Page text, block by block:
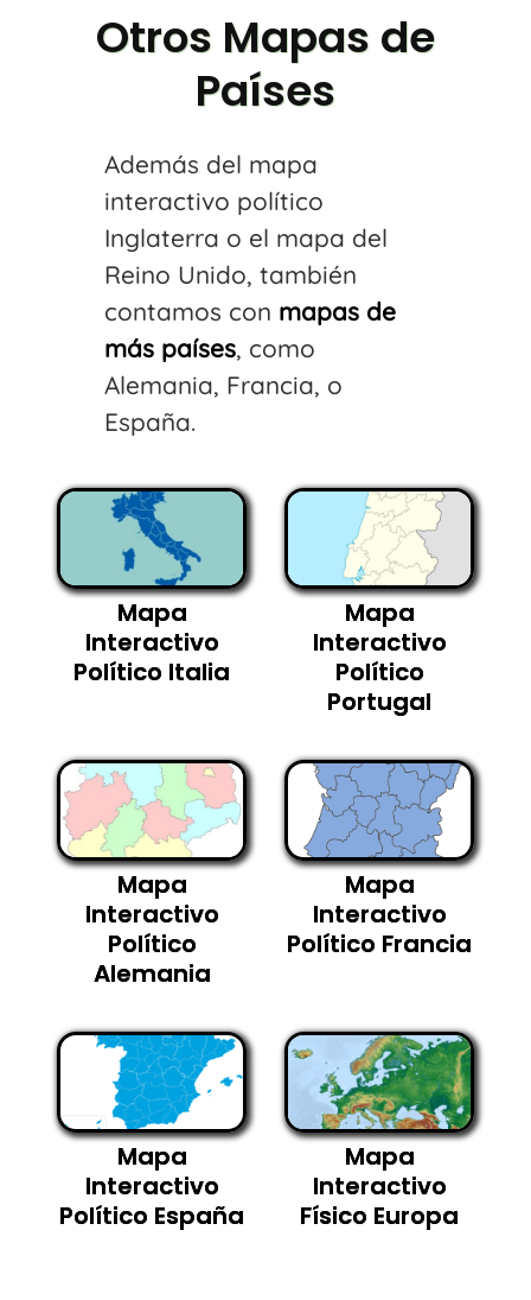
Otros Mapas de
Países
Además del mapa
interactivo político
Inglaterra o el mapa del
Reino Unido, también
contamos con mapas de
más países, como
Alemania, Francia, o
España.
Mapa
Interactivo
Político Italia
Mapa
Interactivo
Político
Portugal
Mapa
Interactivo
Político
Alemania
Mapa
Interactivo
Político Francia
Mapa
Interactivo
Político España
Mapa
Interactivo
Físico Europa